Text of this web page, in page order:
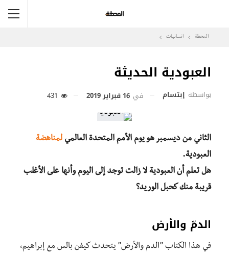
المحطة انسانيات
العبودية الحديثة
بواسطة إبتسام في 16 فبراير 2019
الثاني من ديسمبر هو يوم الأمم المتحدة العالمي لمناهضة
العبودية.
هل تعلم أن العبودية لا زالت توجد إلى اليوم وأنها على الأغلب
قريبة منك كحبل الوريد؟
الدمّ والأرض
في هذا الكتاب ’’الدم والأرض’’ يتحدث كيفن بالس مع إبراهيم،